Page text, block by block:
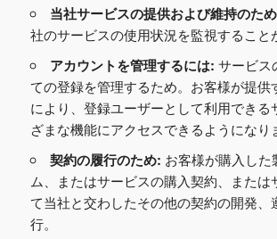
当社サービスの提供および維持のため
社のサービスの使用状況を監視すること
アカウントを管理するには: サービス
ての登録を管理するため。お客様が提供
により、登録ユーザーとして利用できる
ざまな機能にアクセスできるようになり
契約の履行のため: お客様が購入した
ム、またはサービスの購入契約、または
て当社と交わしたその他の契約の開発、
行。